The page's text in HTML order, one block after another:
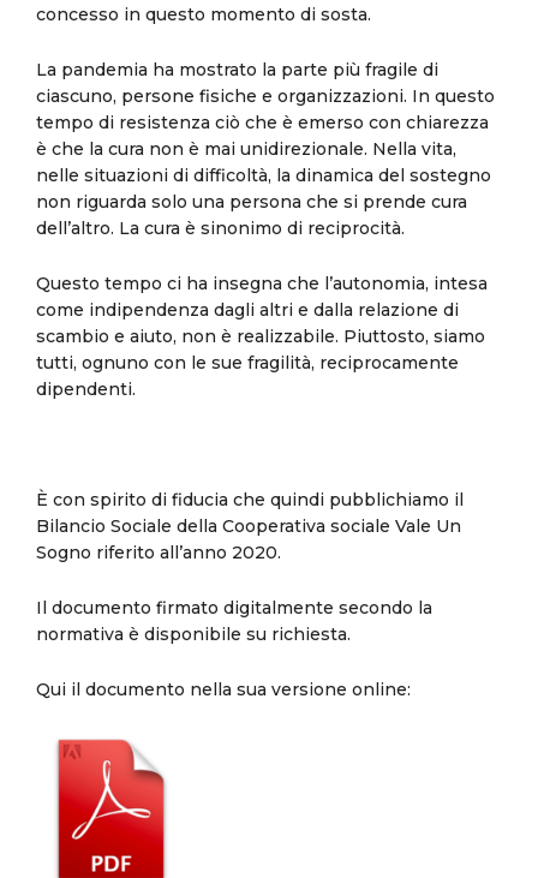
concesso in questo momento di sosta.
La pandemia ha mostrato la parte più fragile di
ciascuno, persone fisiche e organizzazioni. In questo
tempo di resistenza ciò che è emerso con chiarezza
è che la cura non è mai unidirezionale. Nella vita,
nelle situazioni di difficoltà, la dinamica del sostegno
non riguarda solo una persona che si prende cura
dell’altro. La cura è sinonimo di reciprocità.
Questo tempo ci ha insegna che l’autonomia, intesa
come indipendenza dagli altri e dalla relazione di
scambio e aiuto, non è realizzabile. Piuttosto, siamo
tutti, ognuno con le sue fragilità, reciprocamente
dipendenti.
È con spirito di fiducia che quindi pubblichiamo il
Bilancio Sociale della Cooperativa sociale Vale Un
Sogno riferito all’anno 2020.
Il documento firmato digitalmente secondo la
normativa è disponibile su richiesta.
Qui il documento nella sua versione online: